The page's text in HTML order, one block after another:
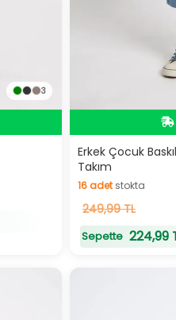
3
Erkek Çocuk
Takım
16adetstokta
16adetstokta
249,99 TL
Sepette224,99